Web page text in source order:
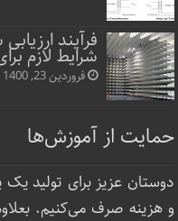
فرآیند
شرایط لازم
فروردین 23, 1400
حمایت از آموزش‌ها
دوستان عزیز برای تولید
و هزینه صرف می‌کنیم.